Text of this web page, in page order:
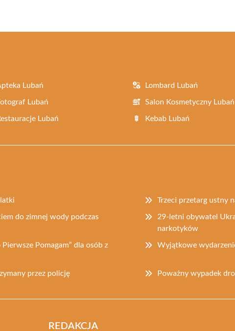
Lubań Lombard Lubań
Lubań Salon Kosmetyczny Lubań
Lubań Kebab Lubań
Trzeci przetarg ustny
do zimnej wody podczas
29-letni obywatel
narkotyków
Pomagam” dla osób z
Wyjątkowe
przez policję Poważny wypadek
REDAKCJA